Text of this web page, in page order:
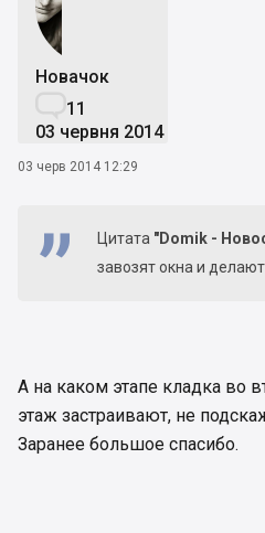
Новачок
11
03 червня 2014
03 черв 2014 12:29
Цитата "Domik -
завозят окна и
А на каком этапе кладка во
этаж застраивают, не
Заранее большое спасибо.